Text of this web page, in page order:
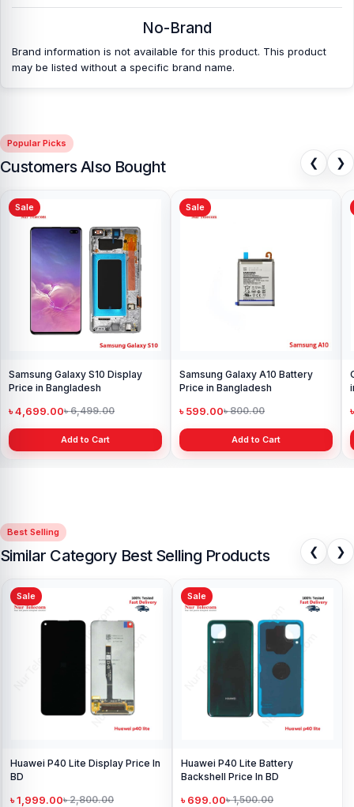
No-Brand
Brand information is not available for this product. This product
may be listed without a specific brand name.
Popular Picks
Customers Also Bought ❮ ❯
Sale
Samsung Galaxy S10 Display
Price in Bangladesh
৳ 4,699.00৳ 6,499.00
Add to Cart
Sale
Samsung Galaxy A10 Battery
Price in Bangladesh
৳ 599.00৳ 800.00
Add to Cart
Best Selling
Similar Category Best Selling Products ❮ ❯
Sale
Huawei P40 Lite Display Price In
BD
৳ 1,999.00৳ 2,800.00
Sale
Huawei P40 Lite Battery
Backshell Price In BD
৳ 699.00৳ 1,500.00